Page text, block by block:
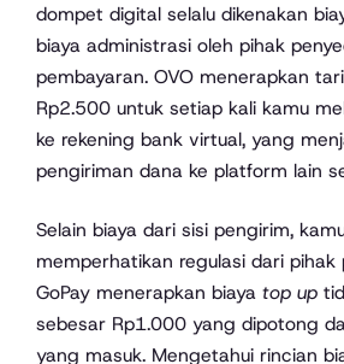
dompet digital selalu dikenakan
biaya administrasi oleh pihak
pembayaran. OVO menerapkan
Rp2.500 untuk setiap kali kamu
ke rekening bank virtual, yang
pengiriman dana ke platform lain
Selain biaya dari sisi pengirim,
memperhatikan regulasi dari pihak
GoPay menerapkan biaya top up
sebesar Rp1.000 yang dipotong
yang masuk. Mengetahui rincian